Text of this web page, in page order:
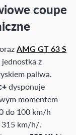
coupe
orazAMG GT 63 S
z
paliwa.
dysponuje
momentem
do 100 km/h
315 km/h/.